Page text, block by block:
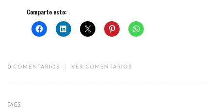
Comparte esto:
0 COMENTARIOS VER COMENTARIOS
TAGS: